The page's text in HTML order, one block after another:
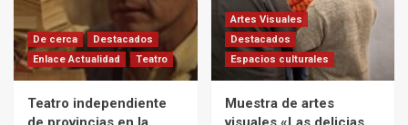
De cerca
Destacados
Enlace Actualidad
Teatro
Teatro independiente
Artes Visuales
Destacados
Espacios culturales
Muestra de artes